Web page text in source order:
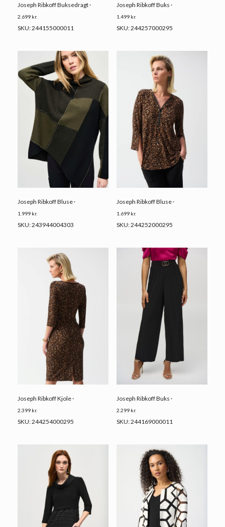
Joseph Ribkoff Buksedragt ·
2.699 kr.
SKU: 244155000011
Joseph Ribkoff Buks ·
1.499 kr.
SKU: 244257000295
Joseph Ribkoff Bluse ·
1.999 kr.
SKU: 243944004303
Joseph Ribkoff Bluse ·
1.699 kr.
SKU: 244252000295
Joseph Ribkoff Kjole ·
2.399 kr.
SKU: 244254000295
Joseph Ribkoff Buks ·
2.299 kr.
SKU: 244169000011